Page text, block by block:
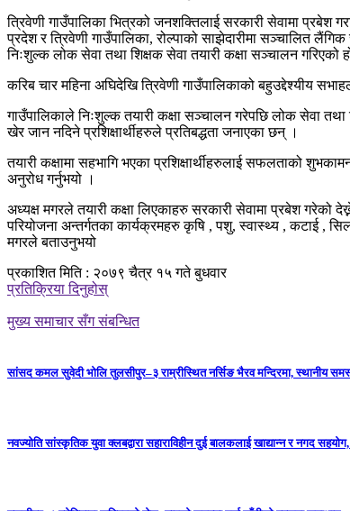
त्रिवेणी गाउँपालिका भित्रको जनशक्तिलाई सरकारी सेवामा प्रबेश
प्रदेश र त्रिवेणी गाउँपालिका, रोल्पाको साझेदारीमा सञ्चालित
निःशुल्क लोक सेवा तथा शिक्षक सेवा तयारी कक्षा सञ्चालन गरिएको
करिब चार महिना अघिदेखि त्रिवेणी गाउँपालिकाको बहुउद्देश्यीय
गाउँपालिकाले निःशुल्क तयारी कक्षा सञ्चालन गरेपछि लोक सेवा तथा
खेर जान नदिने प्रशिक्षार्थीहरुले प्रतिबद्धता जनाएका छन् ।
तयारी कक्षामा सहभागि भएका प्रशिक्षार्थीहरुलाई सफलताको
अनुरोध गर्नुभयो ।
अध्यक्ष मगरले तयारी कक्षा लिएकाहरु सरकारी सेवामा प्रबेश गरेको
परियोजना अन्तर्गतका कार्यक्रमहरु कृषि , पशु, स्वास्थ्य , कटाई ,
मगरले बताउनुभयो
प्रकाशित मिति : २०७९ चैत्र १५ गते बुधवार
प्रतिक्रिया दिनुहोस्
मुख्य समाचार सँग संबन्धित
सांसद कमल सुवेदी भोलि तुलसीपुर–३ राम्रीस्थित नर्सिङ भैरव मन्दिरमा, स्थानीय
नवज्योति सांस्कृतिक युवा क्लबद्वारा सहाराविहीन दुई बालकलाई खाद्यान्न र नगद